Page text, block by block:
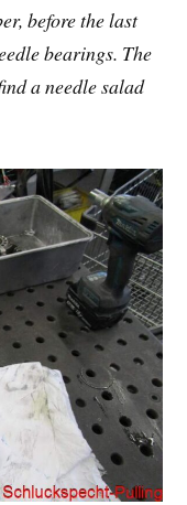
before the last
bearings. The
a needle salad